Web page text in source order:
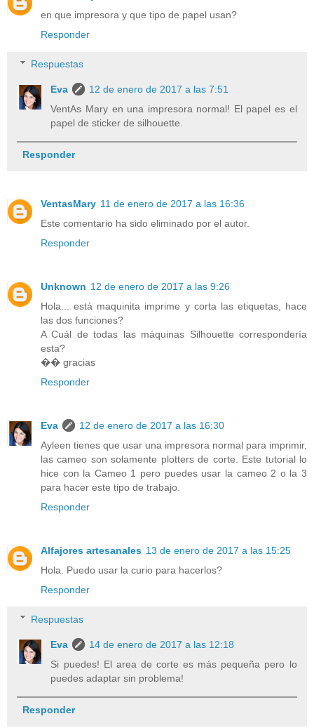
en que impresora y que tipo de papel usan?
Responder
Respuestas
Eva
12 de enero de 2017 a las 7:51
VentAs Mary en una impresora normal! El papel es el
papel de sticker de silhouette.
Responder
VentasMary 11 de enero de 2017 a las 16:36
Este comentario ha sido eliminado por el autor.
Responder
Unknown 12 de enero de 2017 a las 9:26
Hola... está maquinita imprime y corta las etiquetas, hace
las dos funciones?
A Cuál de todas las máquinas Silhouette correspondería
esta?
�� gracias
Responder
Eva
12 de enero de 2017 a las 16:30
Ayleen tienes que usar una impresora normal para imprimir,
las cameo son solamente plotters de corte. Este tutorial lo
hice con la Cameo 1 pero puedes usar la cameo 2 o la 3
para hacer este tipo de trabajo.
Responder
Alfajores artesanales 13 de enero de 2017 a las 15:25
Hola. Puedo usar la curio para hacerlos?
Responder
Respuestas
Eva
14 de enero de 2017 a las 12:18
Si puedes! El area de corte es más pequeña pero lo
puedes adaptar sin problema!
Responder